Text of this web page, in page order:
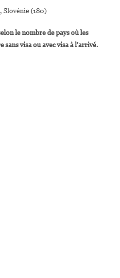
Slovénie (180)
le nombre de pays où les
visa ou avec visa à l’arrivé.